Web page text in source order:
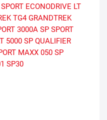
SPORT ECONODRIVE LT
TG4 GRANDTREK
3000A SP SPORT
5000 SP QUALIFIER
MAXX 050 SP
SP30